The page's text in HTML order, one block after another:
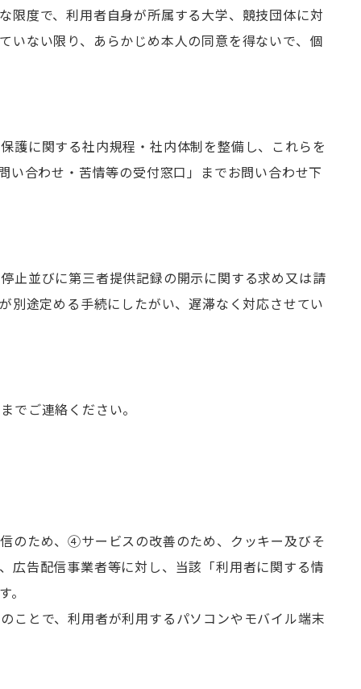
限度で、利用者自身が所属する大学、競技団体に対
いない限り、あらかじめ本人の同意を得ないで、個
護に関する社内規程・社内体制を整備し、これらを
合わせ・苦情等の受付窓口」までお問い合わせ下
止並びに第三者提供記録の開示に関する求め又は請
別途定める手続にしたがい、遅滞なく対応させてい
でご連絡ください。
のため、④サービスの改善のため、クッキー及びそ
広告配信事業者等に対し、当該「利用者に関する情
ことで、利用者が利用するパソコンやモバイル端末